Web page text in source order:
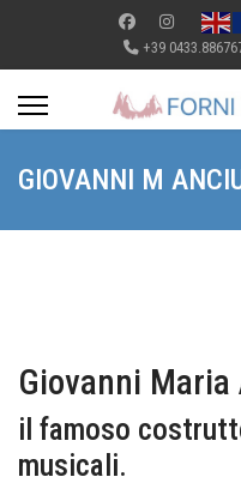
+39
GIOVANNI M
Giovanni
il famoso
musicali.